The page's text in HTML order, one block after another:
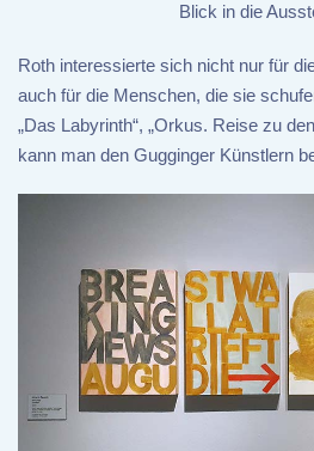
Blick in die
Roth interessierte sich nicht nur für
auch für die Menschen, die sie
„Das Labyrinth“, „Orkus. Reise zu
kann man den Gugginger Künstlern